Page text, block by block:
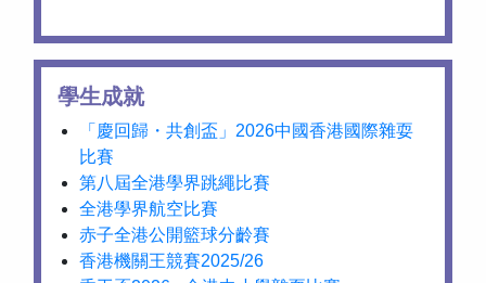
學生成就
「慶回歸・共創盃」2026中國香港國際雜耍
比賽
第八屆全港學界跳繩比賽
全港學界航空比賽
赤子全港公開籃球分齡賽
香港機關王競賽2025/26